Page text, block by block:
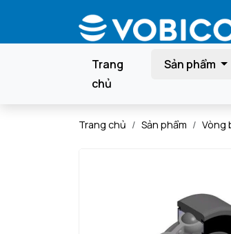
Trang
chủ
Sản phẩm
Trang chủ Sản phẩm Vòng